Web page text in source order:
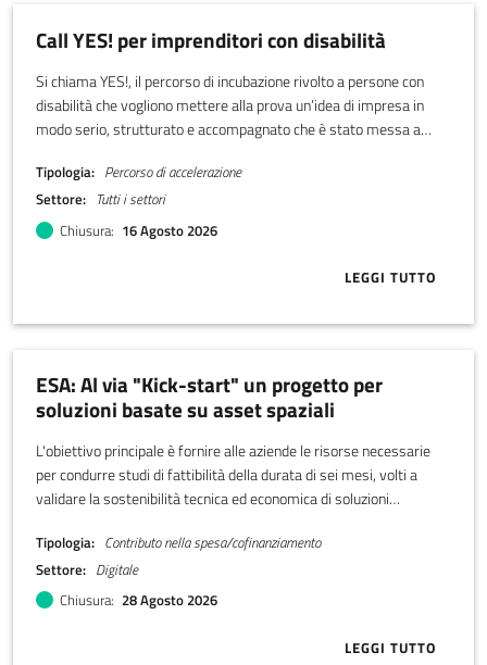
Call YES! per imprenditori con disabilità
Si chiama YES!, il percorso di incubazione rivolto a persone con
disabilità che vogliono mettere alla prova un’idea di impresa in
modo serio, strutturato e accompagnato che è stato messa a
Tipologia
Percorso di accelerazione
Settore
Tutti i settori
Chiusura 16 Agosto 2026
LEGGI TUTTOABOUT CALL
ESA: Al via "Kick-start" un progetto per
soluzioni basate su asset spaziali
L'obiettivo principale è fornire alle aziende le risorse necessarie
per condurre studi di fattibilità della durata di sei mesi, volti a
validare la sostenibilità tecnica ed economica di soluzioni
finanziamento erogato può raggiungere un massimo di € 75.000
per contratto.
Tipologia
Contributo nella spesa/cofinanziamento
Settore
Digitale
Chiusura 28 Agosto 2026
LEGGI TUTTOABOUT ESA: